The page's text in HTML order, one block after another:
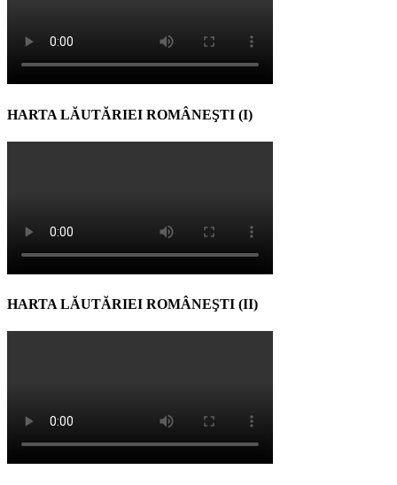
HARTA LĂUTĂRIEI ROMÂNEŞTI (I)
HARTA LĂUTĂRIEI ROMÂNEŞTI (II)